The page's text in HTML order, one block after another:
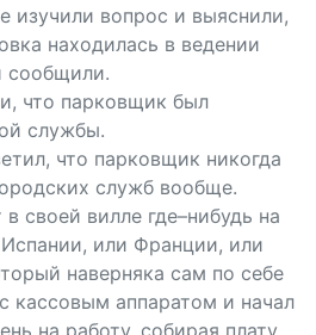
изучили вопрос и выяснили,
находилась в ведении
сообщили.
что парковщик был
службы.
что парковщик никогда
служб вообще.
своей вилле где–нибудь на
или Франции, или
наверняка сам по себе
кассовым аппаратом и начал
на работу, собирая плату